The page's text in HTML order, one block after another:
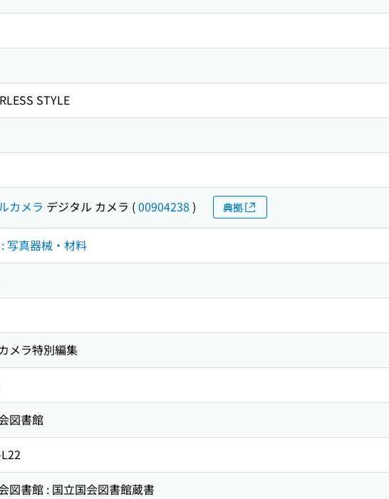
STYLE
カメラ デジタル カメラ (00904238 ) 典拠
写真器械・材料
メラ特別編集
図書館
図書館 : 国立国会図書館蔵書